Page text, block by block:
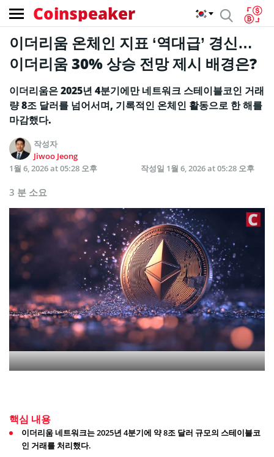
Coinspeaker
이더리움 온체인 지표 ‘역대급’ 경신…
이더리움 30% 상승 전망 제시 배경은?
이더리움은 2025년 4분기에만 네트워크 스테이블코인 거래
량 8조 달러를 넘어서며, 기록적인 온체인 활동으로 한 해를
마감했다.
작성자
Jiwoo Jeong
1월 6, 2026 at 05:28 오후
작성일 1월 6, 2026 at 05:28 오후
3 분 소요
핵심 내용
이더리움 네트워크는 2025년 4분기에 약 8조 달러 규모의 스테이블코
인 거래를 처리했다.